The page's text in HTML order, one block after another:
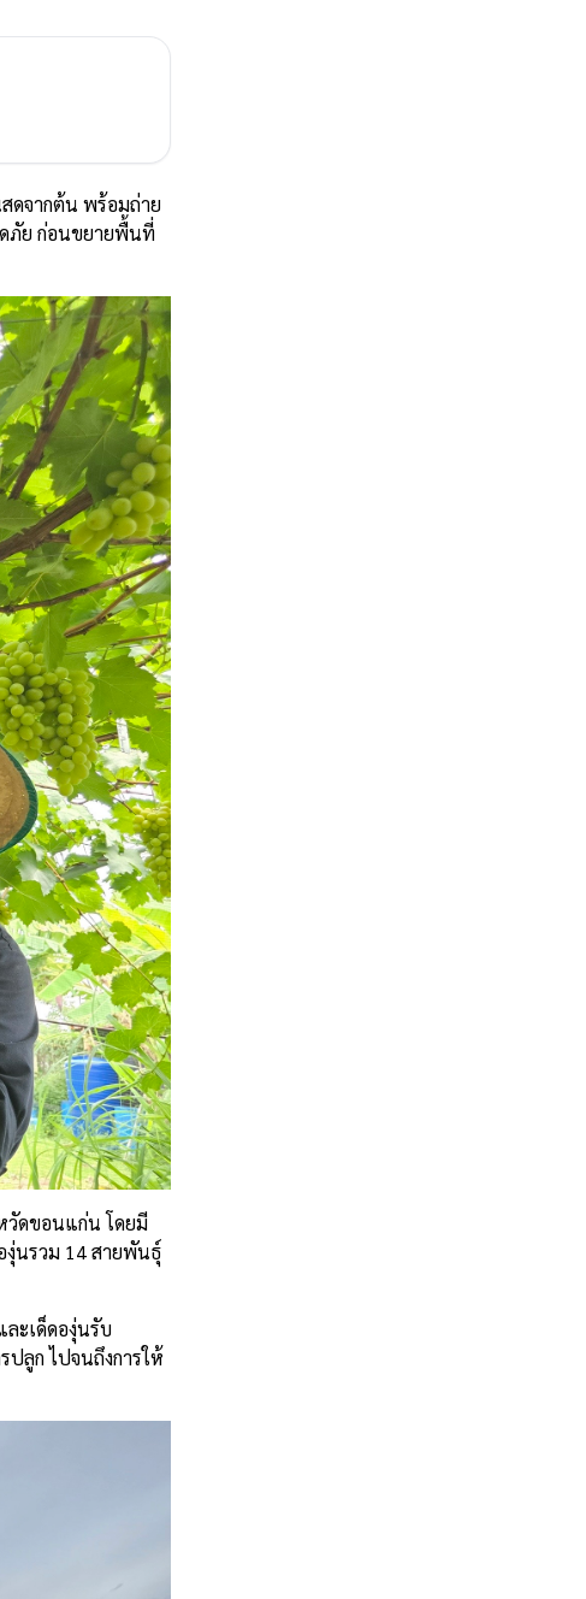
ดจากต้น พร้อมถ่าย
ดภัย ก่อนขยายพื้นที่
วัดขอนแก่น โดยมี
งุ่นรวม 14 สายพันธุ์
ะเด็ดองุ่นรับ
ลูก ไปจนถึงการให้